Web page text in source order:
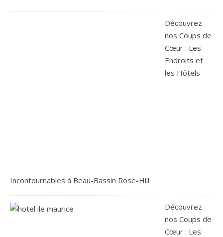
Découvrez
nos Coups de
Cœur : Les
Endroits et
les Hôtels
Incontournables à Beau-Bassin Rose-Hill
Découvrez
nos Coups de
Cœur : Les